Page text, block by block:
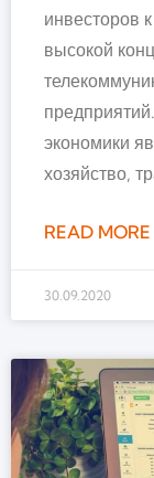
инвесторов
высокой
экономики
хозяйство,
READ
30.09.2020